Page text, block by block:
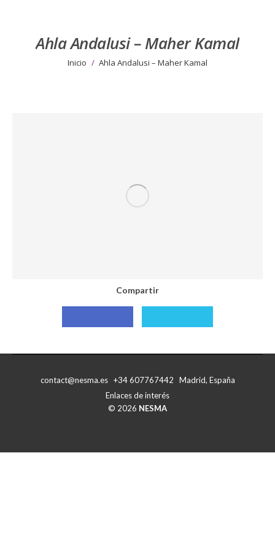
Ahla Andalusi – Maher Kamal
Estás aquí:
Inicio Ahla Andalusi – Maher Kamal
Compartir
Compartir
Compartir
contact@nesma.es +34 607767442 Madrid, España
Enlaces de interés
© 2026 NESMA